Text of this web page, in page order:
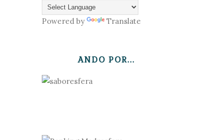
Powered by Translate
ANDO POR...